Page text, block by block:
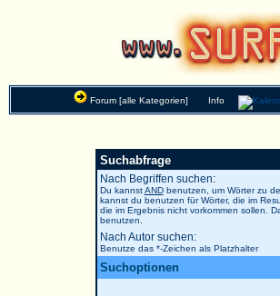
Forum [alle Kategorien] Info
Suchabfrage
Nach Begriffen suchen:
Du kannstANDbenutzen, um Wörter zu
kannst du benutzen für Wörter, die im
die im Ergebnis nicht vorkommen sollen.
benutzen.
Nach Autor suchen:
Benutze das *-Zeichen als Platzhalter
Suchoptionen